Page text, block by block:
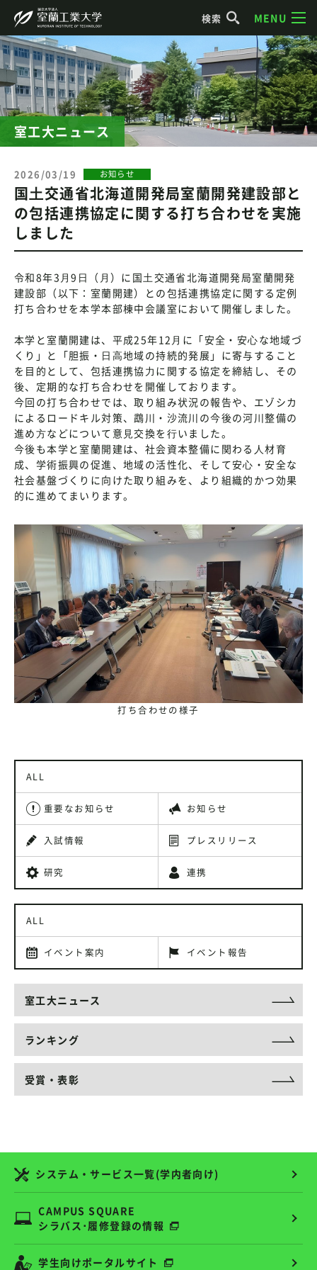
検索 MENU
室工大ニュース
2026/03/19 お知らせ
国⼟交通省北海道開発局室蘭開発建設部と
の包括連携協定に関する打ち合わせを実施
しました
令和8年3⽉9⽇（⽉）に国⼟交通省北海道開発局室蘭開発
建設部（以下：室蘭開建）との包括連携協定に関する定例
打ち合わせを本学本部棟中会議室において開催しました。
本学と室蘭開建は、平成25年12⽉に「安全・安⼼な地域づ
くり」と「胆振・⽇⾼地域の持続的発展」に寄与すること
を目的として、包括連携協⼒に関する協定を締結し、その
後、定期的な打ち合わせを開催しております。
今回の打ち合わせでは、取り組み状況の報告や、エゾシカ
によるロードキル対策、鵡川・沙流川の今後の河川整備の
進め⽅などについて意⾒交換を⾏いました。
今後も本学と室蘭開建は、社会資本整備に関わる⼈材育
成、学術振興の促進、地域の活性化、そして安⼼・安全な
社会基盤づくりに向けた取り組みを、より組織的かつ効果
的に進めてまいります。
打ち合わせの様子
ALL
重要なお知らせ お知らせ
入試情報 プレスリリース
研究 連携
ALL
イベント案内 イベント報告
室工大ニュース
ランキング
受賞・表彰
システム・サービス一覧(学内者向け)
CAMPUS SQUARE
シラバス･履修登録の情報
学生向けポータルサイト